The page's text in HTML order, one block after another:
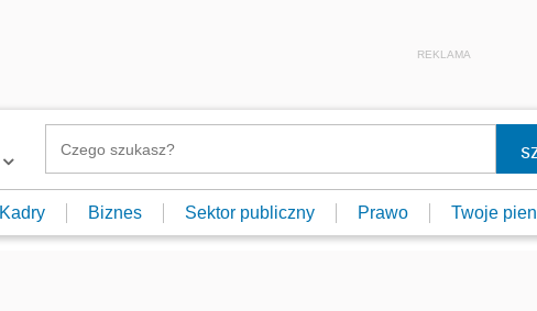
REKLAMA
Kadry Biznes Sektor publiczny Prawo Twoje